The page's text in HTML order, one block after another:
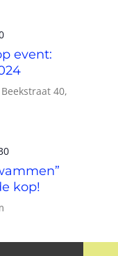
event:
Beekstraat 40,
kop!